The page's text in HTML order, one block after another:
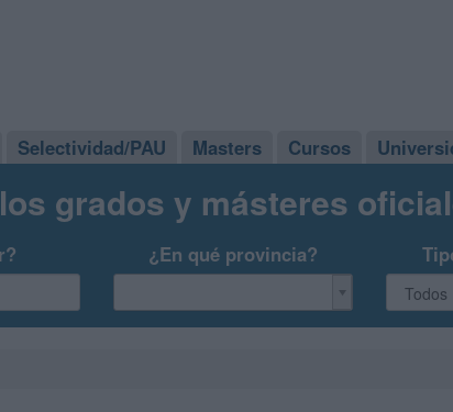
Selectividad/PAU Masters Cursos
grados y másteres
¿En qué provincia?